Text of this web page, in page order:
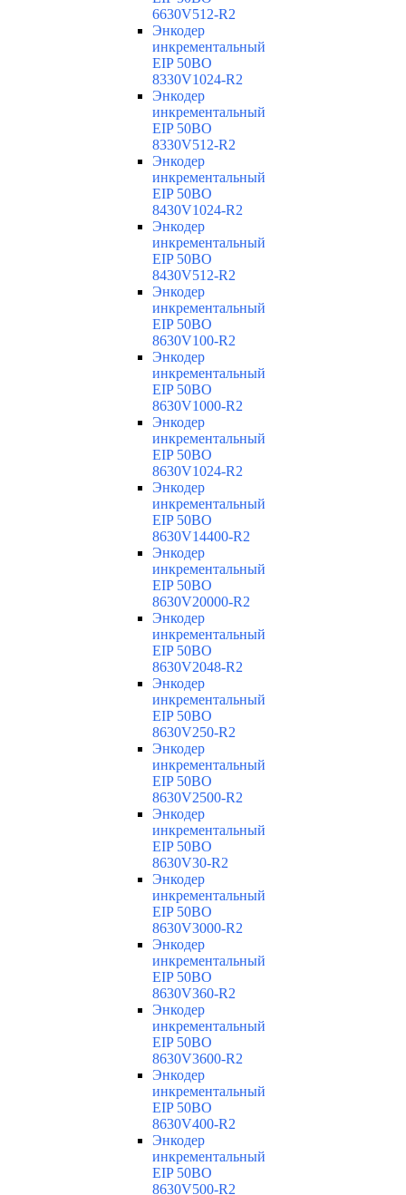
6630V512-R2
Энкодер
инкрементальный
EIP 50BO
8330V1024-R2
Энкодер
инкрементальный
EIP 50BO
8330V512-R2
Энкодер
инкрементальный
EIP 50BO
8430V1024-R2
Энкодер
инкрементальный
EIP 50BO
8430V512-R2
Энкодер
инкрементальный
EIP 50BO
8630V100-R2
Энкодер
инкрементальный
EIP 50BO
8630V1000-R2
Энкодер
инкрементальный
EIP 50BO
8630V1024-R2
Энкодер
инкрементальный
EIP 50BO
8630V14400-R2
Энкодер
инкрементальный
EIP 50BO
8630V20000-R2
Энкодер
инкрементальный
EIP 50BO
8630V2048-R2
Энкодер
инкрементальный
EIP 50BO
8630V250-R2
Энкодер
инкрементальный
EIP 50BO
8630V2500-R2
Энкодер
инкрементальный
EIP 50BO
8630V30-R2
Энкодер
инкрементальный
EIP 50BO
8630V3000-R2
Энкодер
инкрементальный
EIP 50BO
8630V360-R2
Энкодер
инкрементальный
EIP 50BO
8630V3600-R2
Энкодер
инкрементальный
EIP 50BO
8630V400-R2
Энкодер
инкрементальный
EIP 50BO
8630V500-R2